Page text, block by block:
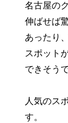
名古屋の
伸ばせば
あったり
スポット
できそうで
人気のス
す。